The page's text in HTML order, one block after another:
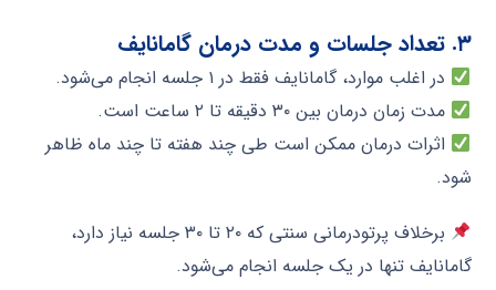
۳. تعداد جلسات و مدت درمان گامانایف
در اغلب موارد، گامانایف فقط در ۱ جلسه انجام می‌شود.
مدت زمان درمان بین ۳۰ دقیقه تا ۲ ساعت است.
اثرات درمان ممکن است طی چند هفته تا چند ماه ظاهر
شود.
برخلاف پرتودرمانی سنتی که ۲۰ تا ۳۰ جلسه نیاز دارد،
گامانایف تنها در یک جلسه انجام می‌شود.